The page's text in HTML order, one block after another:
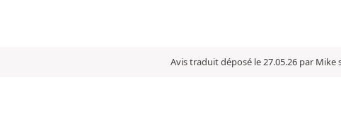
Avis traduit déposé le 27.05.26 par